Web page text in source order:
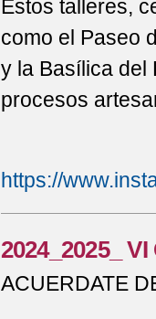
MACHADO
2022
2022 GALERÍA DE
2022 GALERÍA
Estos talleres,
como el Paseo
y la Basílica del
procesos
https://
2024_2025_
ACUERDATE